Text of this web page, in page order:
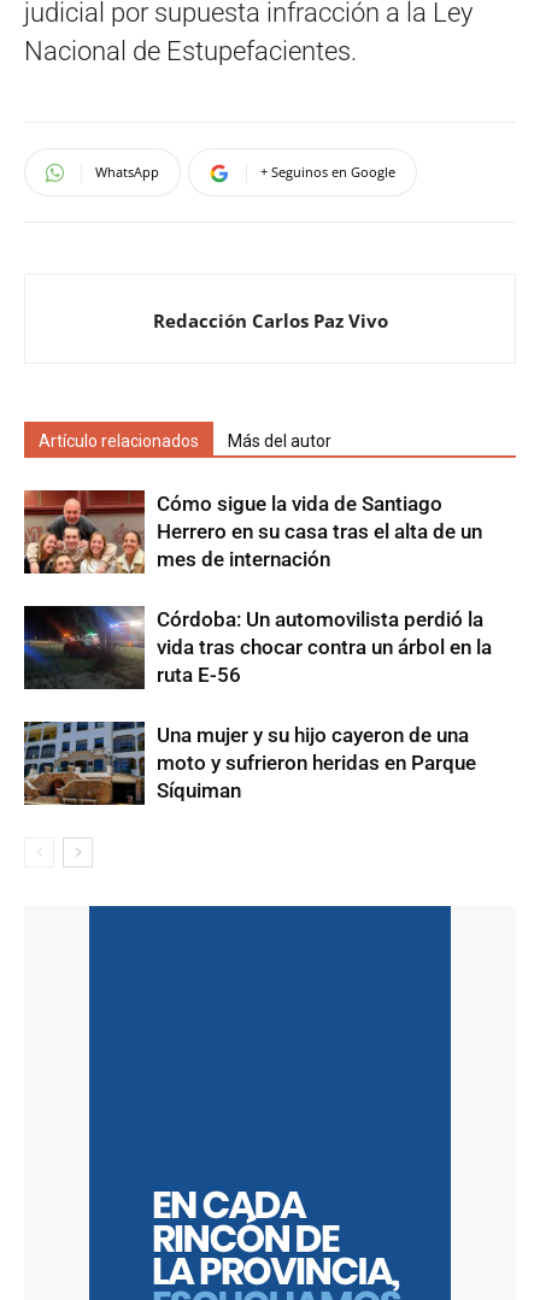
judicial por supuesta infracción a la Ley
Nacional de Estupefacientes.
WhatsApp + Seguinos en Google
Redacción Carlos Paz Vivo
Artículo relacionados Más del autor
Cómo sigue la vida de Santiago
Herrero en su casa tras el alta de un
mes de internación
Córdoba: Un automovilista perdió la
vida tras chocar contra un árbol en la
ruta E-56
Una mujer y su hijo cayeron de una
moto y sufrieron heridas en Parque
Síquiman